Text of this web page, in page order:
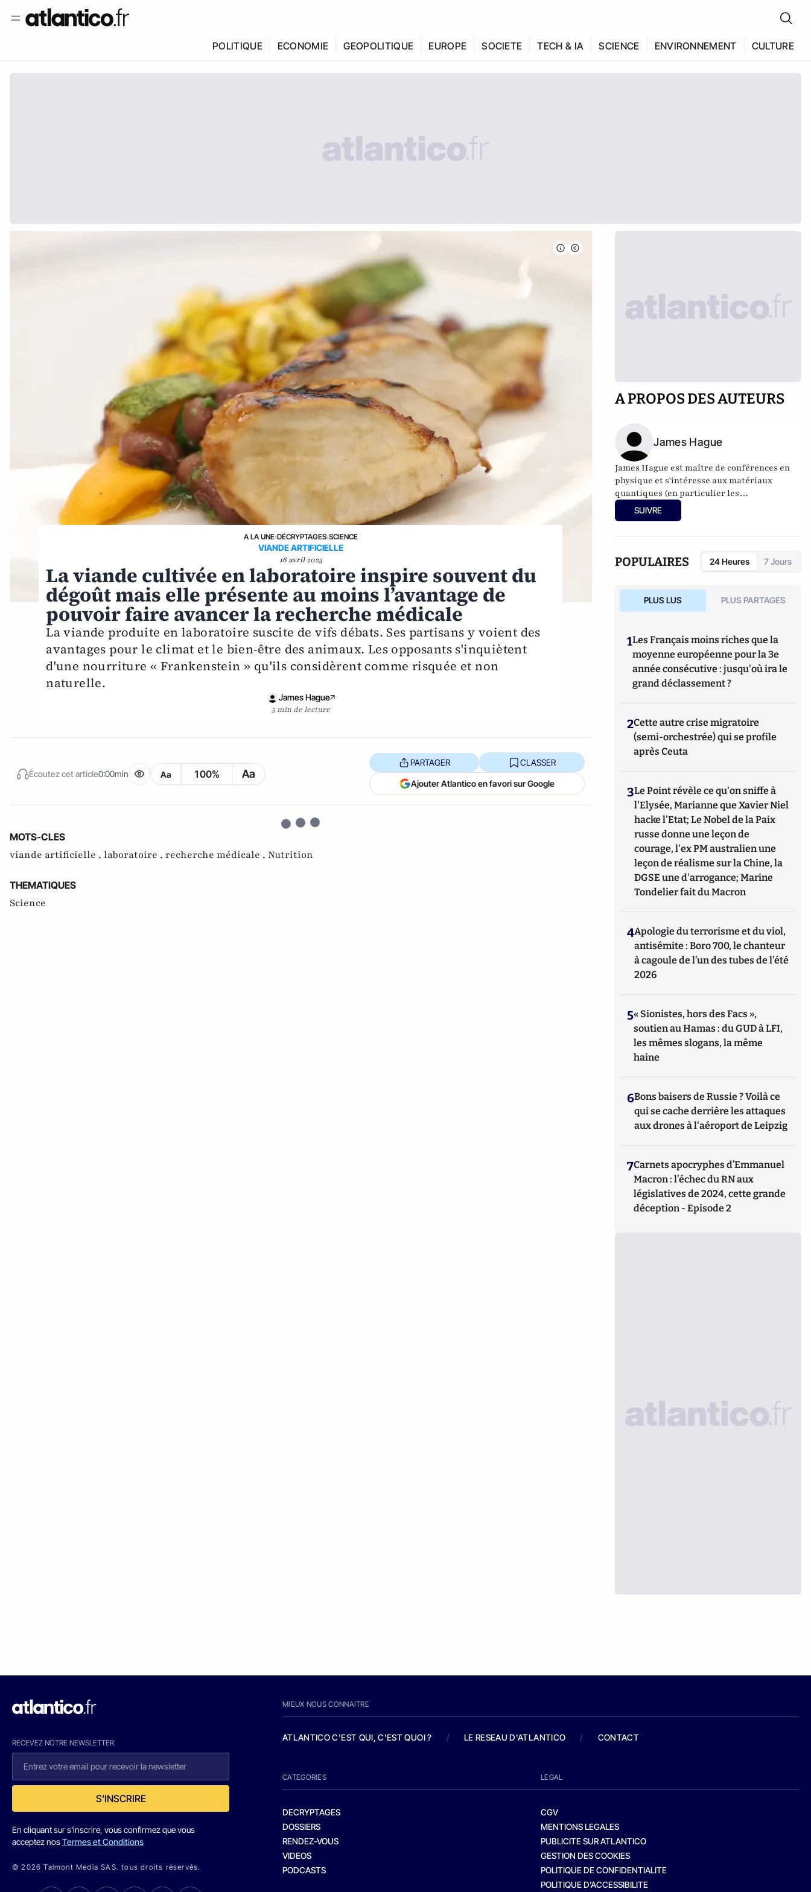
POLITIQUE ECONOMIE GEOPOLITIQUE EUROPE SOCIETE TECH & IA SCIENCE ENVIRONNEMENT CULTURE
A LA UNE›DÉCRYPTAGES›SCIENCE
VIANDE ARTIFICIELLE
16 avril 2025
La viande cultivée en laboratoire inspire souvent du
dégoût mais elle présente au moins l’avantage de
pouvoir faire avancer la recherche médicale
La viande produite en laboratoire suscite de vifs débats. Ses partisans y voient des
avantages pour le climat et le bien-être des animaux. Les opposants s'inquiètent
d'une nourriture « Frankenstein » qu'ils considèrent comme risquée et non
naturelle.
James Hague
5 min de lecture
Écoutez cet article0:00min Aa 100% Aa
PARTAGER CLASSER
Ajouter Atlantico en favori sur Google
MOTS-CLES
viande artificielle , laboratoire , recherche médicale , Nutrition
THEMATIQUES
Science
A PROPOS DES AUTEURS
James Hague
James Hague est maître de conférences en
physique et s'intéresse aux matériaux
quantiques (en particulier les
supraconducteurs), aux simulateurs
quantiques et à la biophysique/biologie
SUIVRE
POPULAIRES 24 Heures 7 Jours
PLUS LUS PLUS PARTAGES
1Les Français moins riches que la
moyenne européenne pour la 3e
année consécutive : jusqu'où ira le
grand déclassement ?
2Cette autre crise migratoire
(semi-orchestrée) qui se profile
après Ceuta
3Le Point révèle ce qu'on sniffe à
l'Elysée, Marianne que Xavier Niel
hacke l'Etat; Le Nobel de la Paix
russe donne une leçon de
courage, l'ex PM australien une
leçon de réalisme sur la Chine, la
DGSE une d'arrogance; Marine
Tondelier fait du Macron
4Apologie du terrorisme et du viol,
antisémite : Boro 700, le chanteur
à cagoule de l’un des tubes de l’été
2026
5« Sionistes, hors des Facs »,
soutien au Hamas : du GUD à LFI,
les mêmes slogans, la même
haine
6Bons baisers de Russie ? Voilà ce
qui se cache derrière les attaques
aux drones à l'aéroport de Leipzig
7Carnets apocryphes d’Emmanuel
Macron : l’échec du RN aux
législatives de 2024, cette grande
déception - Episode 2
RECEVEZ NOTRE NEWSLETTER
S'INSCRIRE
En cliquant sur s'inscrire, vous confirmez que vous
acceptez nosTermes et Conditions
© 2026 Talmont Media SAS. tous droits réservés.
MIEUX NOUS CONNAITRE
ATLANTICO C'EST QUI, C'EST QUOI ? / LE RESEAU D'ATLANTICO / CONTACT
CATEGORIES
DECRYPTAGES
DOSSIERS
RENDEZ-VOUS
VIDEOS
PODCASTS
LEGAL
CGV
MENTIONS LEGALES
PUBLICITE SUR ATLANTICO
GESTION DES COOKIES
POLITIQUE DE CONFIDENTIALITE
POLITIQUE D’ACCESSIBILITE